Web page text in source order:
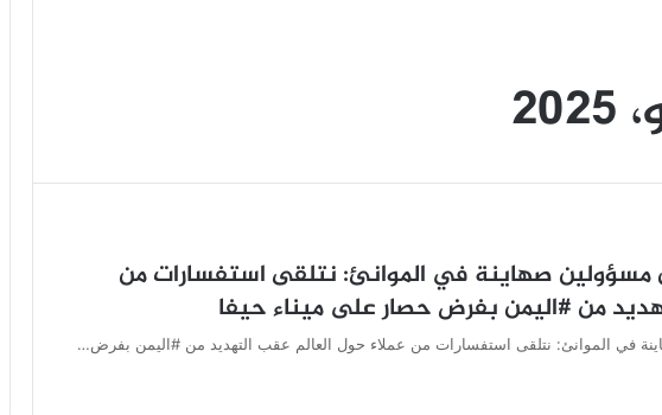
صهاينة في الموانئ: نتلقى استفسارات من
من #اليمن بفرض حصار على ميناء حيفا
في الموانئ: نتلقى استفسارات من عملاء حول العالم عقب التهديد من #اليمن بفرض…